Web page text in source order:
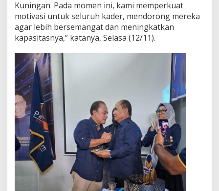
Kuningan. Pada momen ini, kami memperkuat
motivasi untuk seluruh kader, mendorong mereka
agar lebih bersemangat dan meningkatkan
kapasitasnya,” katanya, Selasa (12/11).